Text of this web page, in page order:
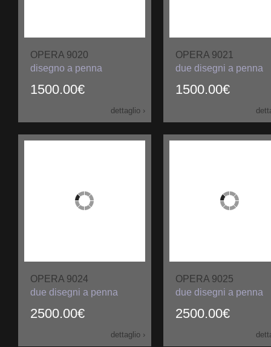
OPERA 9020
1500.00€
disegno a penna
dettaglio ›
OPERA 9021
1500.00€
due disegni a penna
OPERA 9024
2500.00€
due disegni a penna
dettaglio ›
OPERA 9025
2500.00€
due disegni a penna